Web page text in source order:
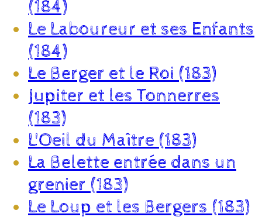
(184)
Le Laboureur et ses Enfants
(184)
Le Berger et le Roi (183)
Jupiter et les Tonnerres
(183)
L'Oeil du Maître (183)
La Belette entrée dans un
grenier (183)
Le Loup et les Bergers (183)